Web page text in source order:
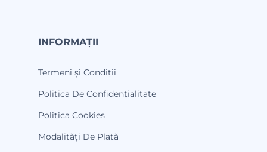
INFORMAȚII
Termeni și Condiții
Politica De Confidențialitate
Politica Cookies
Modalități De Plată